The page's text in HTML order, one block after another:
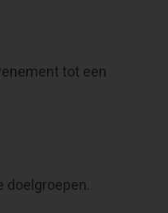
tot een
doelgroepen.